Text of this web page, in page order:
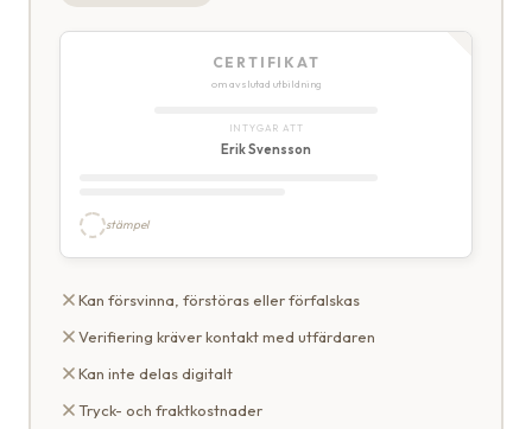
CERTIFIKAT
om avslutad utbildning
INTYGAR ATT
Erik Svensson
stämpel
Kan försvinna, förstöras eller förfalskas
Verifiering kräver kontakt med utfärdaren
Kan inte delas digitalt
Tryck- och fraktkostnader